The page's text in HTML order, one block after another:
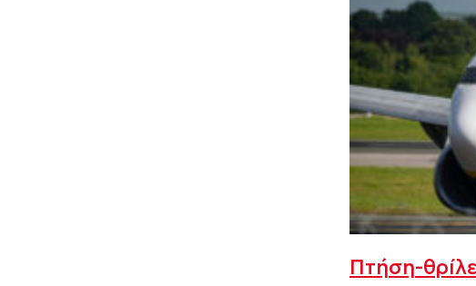
Πτήση-